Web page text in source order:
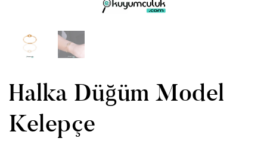
Halka Düğüm Model
Kelepçe